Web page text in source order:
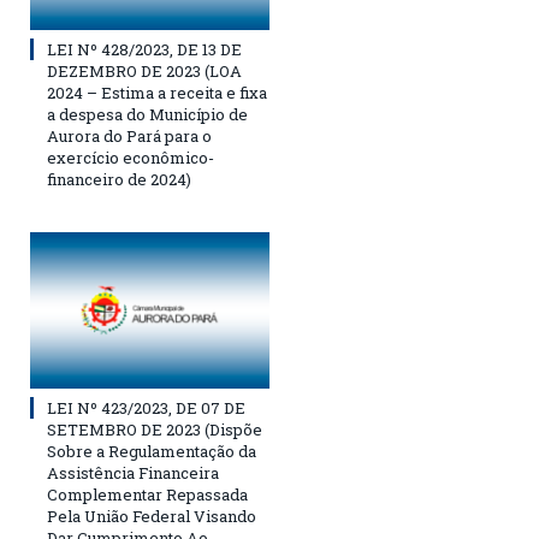
LEI Nº 428/2023, DE 13 DE
DEZEMBRO DE 2023 (LOA
2024 – Estima a receita e fixa
a despesa do Município de
Aurora do Pará para o
exercício econômico-
financeiro de 2024)
LEI Nº 423/2023, DE 07 DE
SETEMBRO DE 2023 (Dispõe
Sobre a Regulamentação da
Assistência Financeira
Complementar Repassada
Pela União Federal Visando